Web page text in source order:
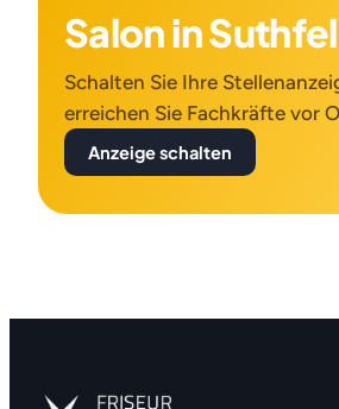
Salon in
Schalten Sie Ihre
erreichen Sie Fachkräfte vor
Anzeige schalten